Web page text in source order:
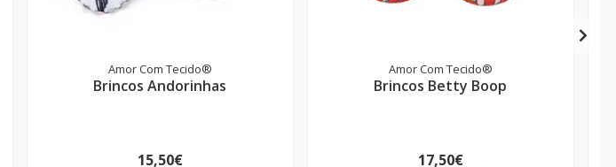
Amor Com Tecido®
Brincos Andorinhas
15,50€
Amor Com Tecido®
Brincos Betty Boop
17,50€